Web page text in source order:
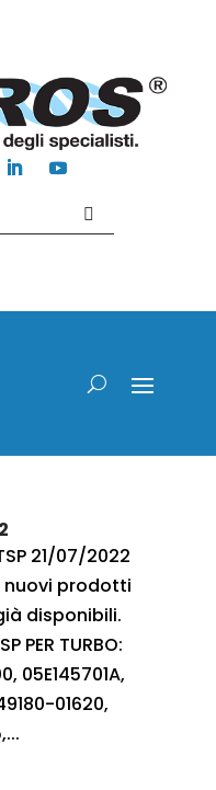
21/07/2022
nuovi prodotti
disponibili.
PER TURBO:
05E145701A,
01620,